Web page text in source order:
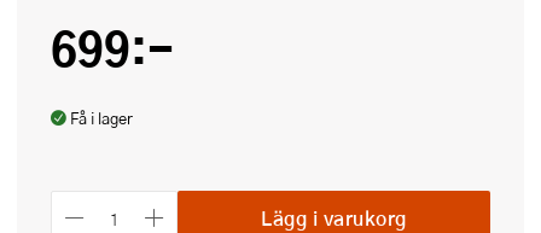
699:-
Få i lager
Lägg i varukorg